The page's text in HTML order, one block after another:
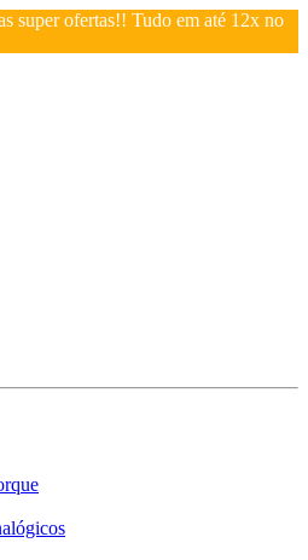
super ofertas!! Tudo em até 12x no